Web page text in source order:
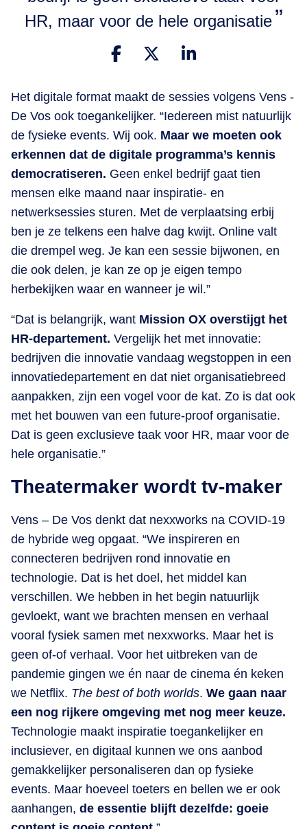
HR, maar voor de hele organisatie
Het digitale format maakt de sessies volgens Vens -
De Vos ook toegankelijker. “Iedereen mist natuurlijk
de fysieke events. Wij ook. Maar we moeten ook
erkennen dat de digitale programma’s kennis
democratiseren. Geen enkel bedrijf gaat tien
mensen elke maand naar inspiratie- en
netwerksessies sturen. Met de verplaatsing erbij
ben je ze telkens een halve dag kwijt. Online valt
die drempel weg. Je kan een sessie bijwonen, en
die ook delen, je kan ze op je eigen tempo
herbekijken waar en wanneer je wil.”
“Dat is belangrijk, want Mission OX overstijgt het
HR-departement. Vergelijk het met innovatie:
bedrijven die innovatie vandaag wegstoppen in een
innovatiedepartement en dat niet organisatiebreed
aanpakken, zijn een vogel voor de kat. Zo is dat ook
met het bouwen van een future-proof organisatie.
Dat is geen exclusieve taak voor HR, maar voor de
hele organisatie.”
Theatermaker wordt tv-maker
Vens – De Vos denkt dat nexxworks na COVID-19
de hybride weg opgaat. “We inspireren en
connecteren bedrijven rond innovatie en
technologie. Dat is het doel, het middel kan
verschillen. We hebben in het begin natuurlijk
gevloekt, want we brachten mensen en verhaal
vooral fysiek samen met nexxworks. Maar het is
geen of-of verhaal. Voor het uitbreken van de
pandemie gingen we én naar de cinema én keken
we Netflix. The best of both worlds. We gaan naar
een nog rijkere omgeving met nog meer keuze.
Technologie maakt inspiratie toegankelijker en
inclusiever, en digitaal kunnen we ons aanbod
gemakkelijker personaliseren dan op fysieke
events. Maar hoeveel toeters en bellen we er ook
aanhangen, de essentie blijft dezelfde: goeie